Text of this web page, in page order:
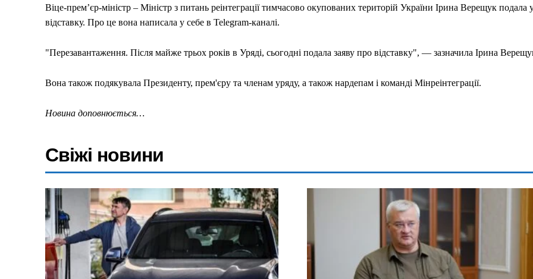
Меню
Київ
Україна
Віце-прем’єр-міністр – Міністр з питань реінтеграції тимчасово окупованих територій України Ірина Верещук подала
відставку. Про це вона написала у себе в Telegram-каналі.
"Перезавантаження. Після майже трьох років в Уряді, сьогодні подала заяву про відставку", — зазначила Ірина
Вона також подякувала Президенту, прем'єру та членам уряду, а також нардепам і команді Мінреінтеграції.
Новина доповнюється…
Свіжі новини